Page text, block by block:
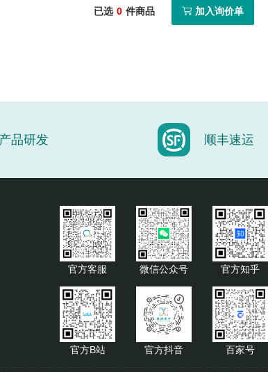
已选 0 件商品 加入询价单
产品研发 顺丰速运
官方客服 微信公众号 官方知乎
官方B站 官方抖音 百家号